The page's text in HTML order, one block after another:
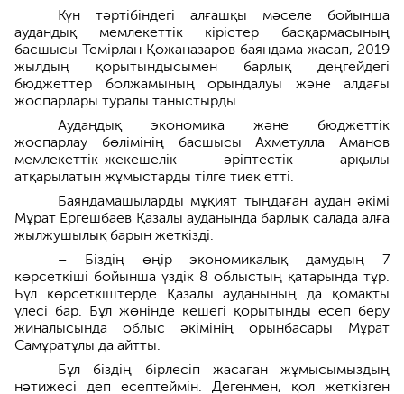
Күн тәртібіндегі алғашқы мәселе бойынша
аудандық мемлекеттік кірістер басқармасының
басшысы Темірлан Қожаназаров баяндама жасап, 2019
жылдың қорытындысымен барлық деңгейдегі
бюджеттер болжамының орындалуы және алдағы
жоспарлары туралы таныстырды.
Аудандық экономика және бюджеттік
жоспарлау бөлімінің басшысы Ахметулла Аманов
мемлекеттік-жекешелік әріптестік арқылы
атқарылатын жұмыстарды тілге тиек етті.
Баяндамашыларды мұқият тыңдаған аудан әкімі
Мұрат Ергешбаев Қазалы ауданында барлық салада алға
жылжушылық барын жеткізді.
– Біздің өңір экономикалық дамудың 7
көрсеткіші бойынша үздік 8 облыстың қатарында тұр.
Бұл көрсеткіштерде Қазалы ауданының да қомақты
үлесі бар. Бұл жөнінде кешегі қорытынды есеп беру
жиналысында облыс әкімінің орынбасары Мұрат
Самұратұлы да айтты.
Бұл біздің бірлесіп жасаған жұмысымыздың
нәтижесі деп есептеймін. Дегенмен, қол жеткізген